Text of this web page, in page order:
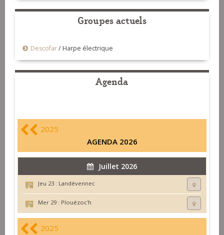
Groupes actuels
Descofar/ Harpe électrique
Agenda
2025
AGENDA 2026
Juillet 2026
Jeu 23 : Landévennec
Mer 29 : Plouézoc'h
2025